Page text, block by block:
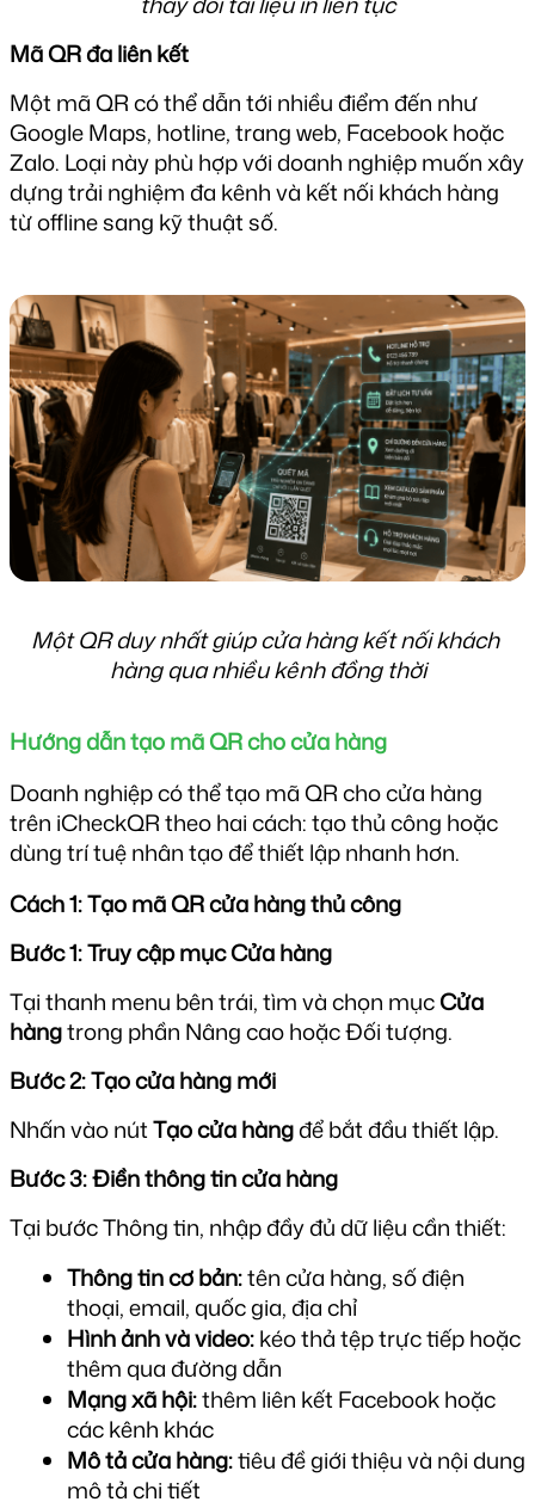
Mã QR đa liên kết
Một mã QR có thể dẫn tới nhiều điểm đến như
Google Maps, hotline, trang web, Facebook hoặc
Zalo. Loại này phù hợp với doanh nghiệp muốn xây
dựng trải nghiệm đa kênh và kết nối khách hàng
từ offline sang kỹ thuật số.
Một QR duy nhất giúp cửa hàng kết nối khách
hàng qua nhiều kênh đồng thời
Hướng dẫn tạo mã QR cho cửa hàng
Doanh nghiệp có thể tạo mã QR cho cửa hàng
trên iCheckQR theo hai cách: tạo thủ công hoặc
dùng trí tuệ nhân tạo để thiết lập nhanh hơn.
Cách 1: Tạo mã QR cửa hàng thủ công
Bước 1: Truy cập mục Cửa hàng
Tại thanh menu bên trái, tìm và chọn mục Cửa
hàng trong phần Nâng cao hoặc Đối tượng.
Bước 2: Tạo cửa hàng mới
Nhấn vào nút Tạo cửa hàng để bắt đầu thiết lập.
Bước 3: Điền thông tin cửa hàng
Tại bước Thông tin, nhập đầy đủ dữ liệu cần thiết:
Thông tin cơ bản: tên cửa hàng, số điện
thoại, email, quốc gia, địa chỉ
Hình ảnh và video: kéo thả tệp trực tiếp hoặc
thêm qua đường dẫn
Mạng xã hội: thêm liên kết Facebook hoặc
các kênh khác
Mô tả cửa hàng: tiêu đề giới thiệu và nội dung
mô tả chi tiết